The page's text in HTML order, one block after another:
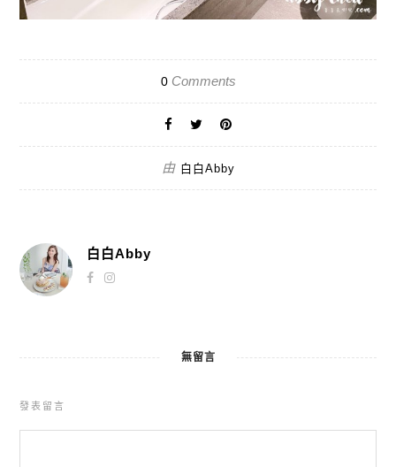
0Comments
由 白白Abby
白白Abby
無留言
發表留言